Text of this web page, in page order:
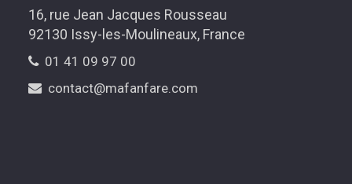
16, rue Jean Jacques Rousseau
92130 Issy-les-Moulineaux, France
01 41 09 97 00
contact@mafanfare.com